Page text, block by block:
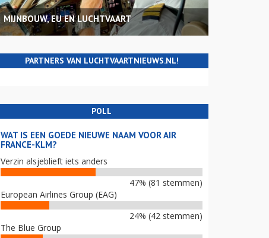
MIJNBOUW, EU EN LUCHTVAART
PARTNERS VAN LUCHTVAARTNIEUWS.NL!
POLL
WAT IS EEN GOEDE NIEUWE NAAM VOOR AIR
FRANCE-KLM?
Verzin alsjeblieft iets anders
47% (81 stemmen)
European Airlines Group (EAG)
24% (42 stemmen)
The Blue Group